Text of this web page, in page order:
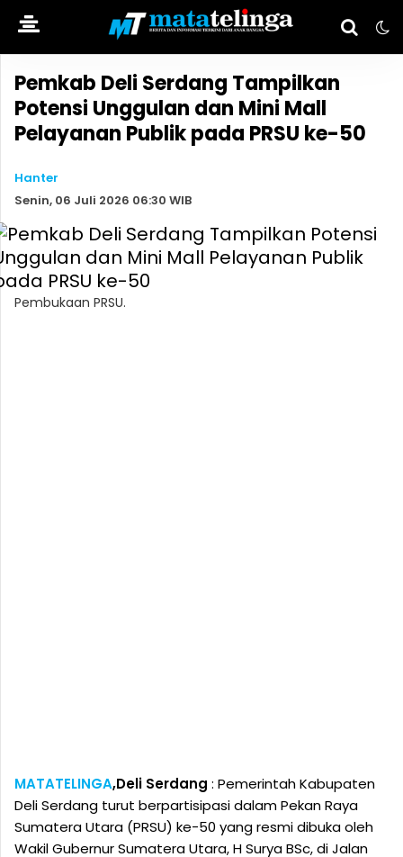
Pemkab Deli Serdang Tampilkan
Potensi Unggulan dan Mini Mall
Pelayanan Publik pada PRSU ke-50
Hanter
Senin, 06 Juli 2026 06:30 WIB
Pembukaan PRSU.
MATATELINGA,Deli Serdang : Pemerintah Kabupaten
Deli Serdang turut berpartisipasi dalam Pekan Raya
Sumatera Utara (PRSU) ke-50 yang resmi dibuka oleh
Wakil Gubernur Sumatera Utara, H Surya BSc, di Jalan